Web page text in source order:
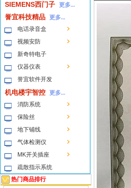
SIEMENS西门子 更多...
誉宜科技精品 更多...
电话录音盒
视频安防
新奇特电子
仪器仪表
誉宜软件开发
机电楼宇智控 更多...
消防系统
保险丝
地下铺线
气体检测仪
MK开关插座
疏散指示系统
热门商品排行